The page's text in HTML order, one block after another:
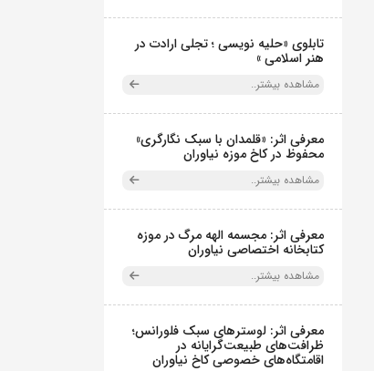
تابلوی «حلیه نویسی ؛ تجلی ارادت در
هنر اسلامی »
مشاهده بیشتر..
معرفی اثر: «قلمدان با سبک نگارگری»
محفوظ در کاخ موزه نیاوران
مشاهده بیشتر..
معرفی اثر: مجسمه الهه مرگ در موزه
کتابخانه اختصاصی نیاوران
مشاهده بیشتر..
معرفی اثر: لوسترهای سبک فلورانس؛
ظرافت‌های طبیعت‌گرایانه در
اقامتگاه‌های خصوصی کاخ نیاوران